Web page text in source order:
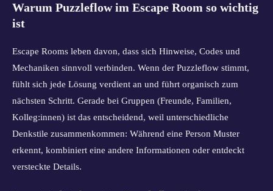
Warum Puzzleflow im Escape Room so wichtig
ist
Escape Rooms leben davon, dass sich Hinweise, Codes und
Mechaniken sinnvoll verbinden. Wenn der Puzzleflow stimmt,
fühlt sich jede Lösung verdient an und führt organisch zum
nächsten Schritt. Gerade bei Gruppen (Freunde, Familien,
Kolleg:innen) ist das entscheidend, weil unterschiedliche
Denkstile zusammenkommen: Während eine Person Muster
erkennt, kombiniert eine andere Informationen oder entdeckt
versteckte Details.